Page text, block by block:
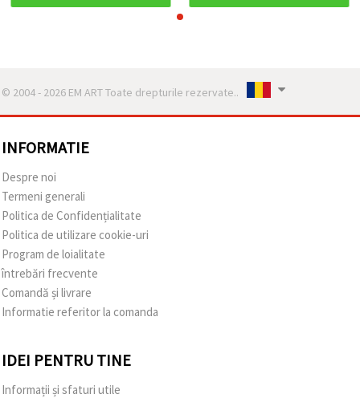
© 2004 - 2026 EM ART Toate drepturile rezervate..
INFORMATIE
Despre noi
Termeni generali
Politica de Confidențialitate
Politica de utilizare cookie-uri
Program de loialitate
întrebări frecvente
Comandă și livrare
Informatie referitor la comanda
IDEI PENTRU TINE
Informații și sfaturi utile